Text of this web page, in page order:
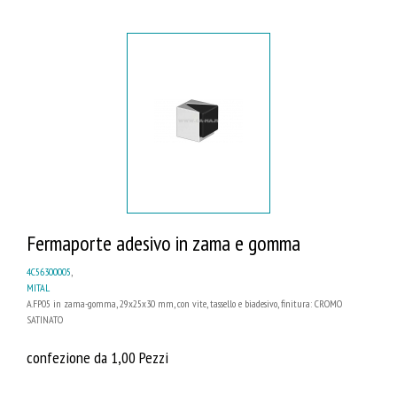
Fermaporte adesivo in zama e gomma
4C56300005,
MITAL
A.FP05 in zama-gomma, 29x25x30 mm, con vite, tassello e biadesivo, finitura: CROMO
SATINATO
confezione da 1,00 Pezzi